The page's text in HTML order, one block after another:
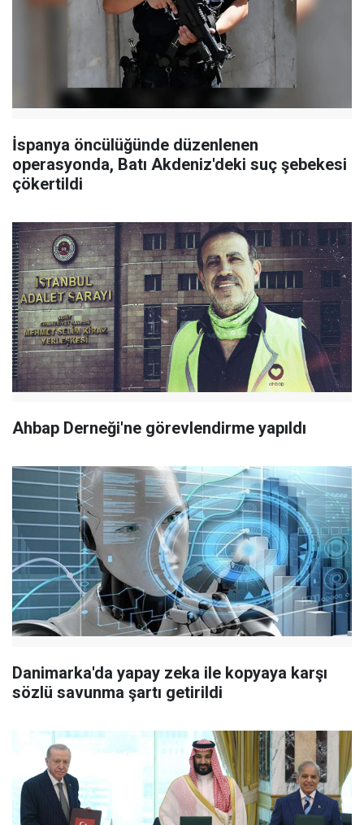
İspanya öncülüğünde düzenlenen
operasyonda, Batı Akdeniz'deki suç şebekesi
çökertildi
Ahbap Derneği'ne görevlendirme yapıldı
Danimarka'da yapay zeka ile kopyaya karşı
sözlü savunma şartı getirildi